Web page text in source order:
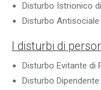
Disturbo Istrionico
Disturbo
I disturbi di
Disturbo Evitante di
Disturbo